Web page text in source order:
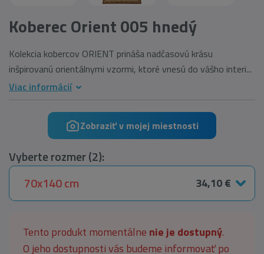
Koberec Orient 005 hnedý
Kolekcia kobercov ORIENT prináša nadčasovú krásu
inšpirovanú orientálnymi vzormi, ktoré vnesú do vášho interi...
Viac informácií
Zobraziť v mojej miestnosti
Vyberte rozmer (2):
70x140 cm
34,10 €
Tento produkt momentálne nie je dostupný.
O jeho dostupnosti vás budeme informovať po